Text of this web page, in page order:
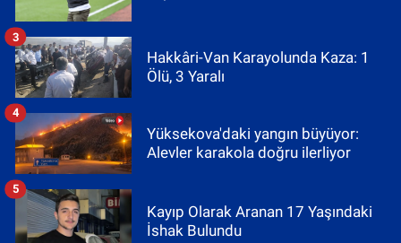
Hakkâri-Van Karayolunda Kaza: 1
Ölü, 3 Yaralı
3
Yüksekova'daki yangın büyüyor:
Alevler karakola doğru ilerliyor
4
Kayıp Olarak Aranan 17 Yaşındaki
İshak Bulundu
5